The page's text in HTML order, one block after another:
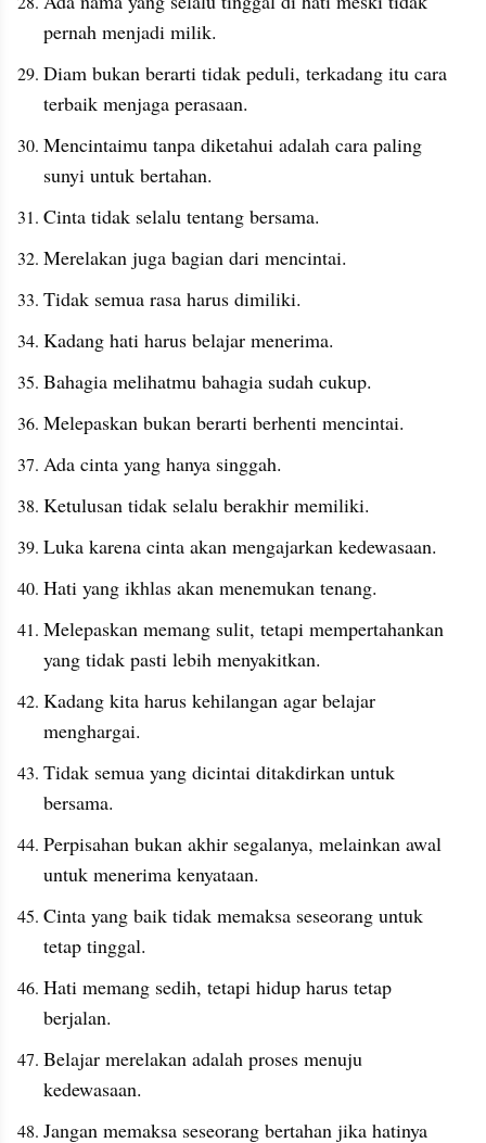
pernah menjadi milik.
Diam bukan berarti tidak peduli, terkadang itu cara
terbaik menjaga perasaan.
Mencintaimu tanpa diketahui adalah cara paling
sunyi untuk bertahan.
Cinta tidak selalu tentang bersama.
Merelakan juga bagian dari mencintai.
Tidak semua rasa harus dimiliki.
Kadang hati harus belajar menerima.
Bahagia melihatmu bahagia sudah cukup.
Melepaskan bukan berarti berhenti mencintai.
Ada cinta yang hanya singgah.
Ketulusan tidak selalu berakhir memiliki.
Luka karena cinta akan mengajarkan kedewasaan.
Hati yang ikhlas akan menemukan tenang.
Melepaskan memang sulit, tetapi mempertahankan
yang tidak pasti lebih menyakitkan.
Kadang kita harus kehilangan agar belajar
menghargai.
Tidak semua yang dicintai ditakdirkan untuk
bersama.
Perpisahan bukan akhir segalanya, melainkan awal
untuk menerima kenyataan.
Cinta yang baik tidak memaksa seseorang untuk
tetap tinggal.
Hati memang sedih, tetapi hidup harus tetap
berjalan.
Belajar merelakan adalah proses menuju
kedewasaan.
Jangan memaksa seseorang bertahan jika hatinya